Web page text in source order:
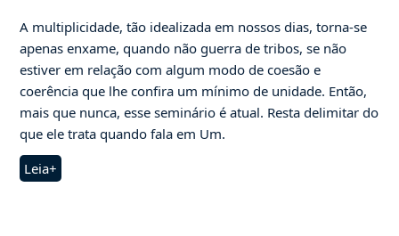
A multiplicidade, tão idealizada em nossos dias, torna-se
apenas enxame, quando não guerra de tribos, se não
estiver em relação com algum modo de coesão e
coerência que lhe confira um mínimo de unidade. Então,
mais que nunca, esse seminário é atual. Resta delimitar do
que ele trata quando fala em Um.
Leia+